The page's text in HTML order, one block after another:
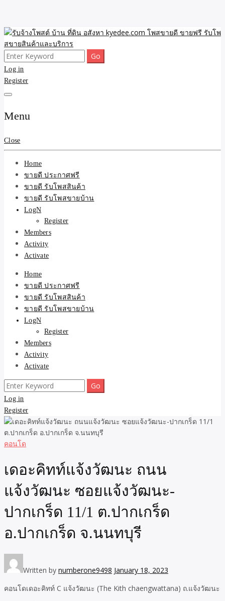
Skip
to
content
รับจ้างโพสต์ บ้าน ที่ดิน
อสังหา kyedee.com โพส
ขายดี ขายฟรี รับโพสขาย
สินค้าและบริการ
ขายดี โพสประกาศขายสินค้าฟรี บ้าน ที่ดิน อสังหา รับโพสต์ประกาศขาย
ของ รับรองผล ดีที่สุดถูกที่สุด ติดหน้าแรกกูเกืล
Search
for:
Log in
Register
Menu
Close
Home
ขายดี ประกาศฟรี
ขายดี รับโพสสินค้า
ขายดี รับโพสขายบ้าน
LogN
Register
Members
Activity
Activate
Home
ขายดี ประกาศฟรี
ขายดี รับโพสสินค้า
ขายดี รับโพสขายบ้าน
LogN
Register
Members
Activity
Activate
Search
for:
Log in
Register
คอนโด
เดอะคิทท์แจ้งวัฒนะ ถนน
แจ้งวัฒนะ ซอยแจ้งวัฒนะ-
ปากเกร็ด 11/1 ต.ปากเกร็ด
อ.ปากเกร็ด จ.นนทบุรี
Written by numberone9498 January 18, 2023
คอนโดเดอะคิทท์ C แจ้งวัฒนะ (The Kith chaengwattana) ถ.แจ้งวัฒนะ